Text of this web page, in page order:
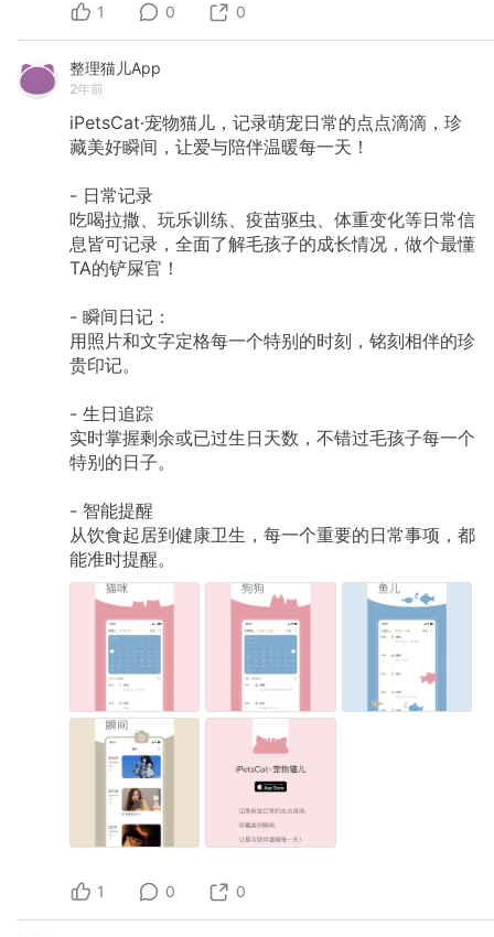
1 0 0
整理猫儿App
2年前
iPetsCat·宠物猫儿，记录萌宠日常的点点滴滴，珍
藏美好瞬间，让爱与陪伴温暖每一天！
- 日常记录
吃喝拉撒、玩乐训练、疫苗驱虫、体重变化等日常信
息皆可记录，全面了解毛孩子的成长情况，做个最懂
TA的铲屎官！
- 瞬间日记：
用照片和文字定格每一个特别的时刻，铭刻相伴的珍
贵印记。
- 生日追踪
实时掌握剩余或已过生日天数，不错过毛孩子每一个
特别的日子。
- 智能提醒
从饮食起居到健康卫生，每一个重要的日常事项，都
能准时提醒。
1 0 0